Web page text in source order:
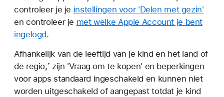
controleer je je instellingen voor 'Delen met gezin'
en controleer je met welke Apple Account je bent
ingelogd.
Afhankelijk van de leeftijd van je kind en het land of
de regio,*zijn 'Vraag om te kopen' en beperkingen
voor apps standaard ingeschakeld en kunnen niet
worden uitgeschakeld of aangepast totdat je kind